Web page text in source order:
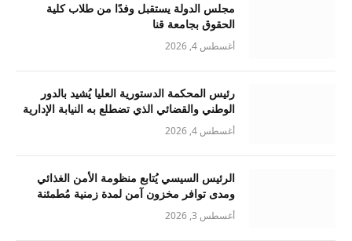
مجلس الدولة يستقبل وفدًا من طلاب كلية
الحقوق بجامعة قنا
أغسطس 4, 2026
رئيس المحكمة الدستورية العليا يُشيد بالدور
الوطني والقضائي الذي تضطلع به النيابة الإدارية
أغسطس 4, 2026
الرئيس السيسي يُتابع منظومة الأمن الغذائي
ومدى توافر مخزون آمن لمدة زمنية مُطمئنة
أغسطس 3, 2026